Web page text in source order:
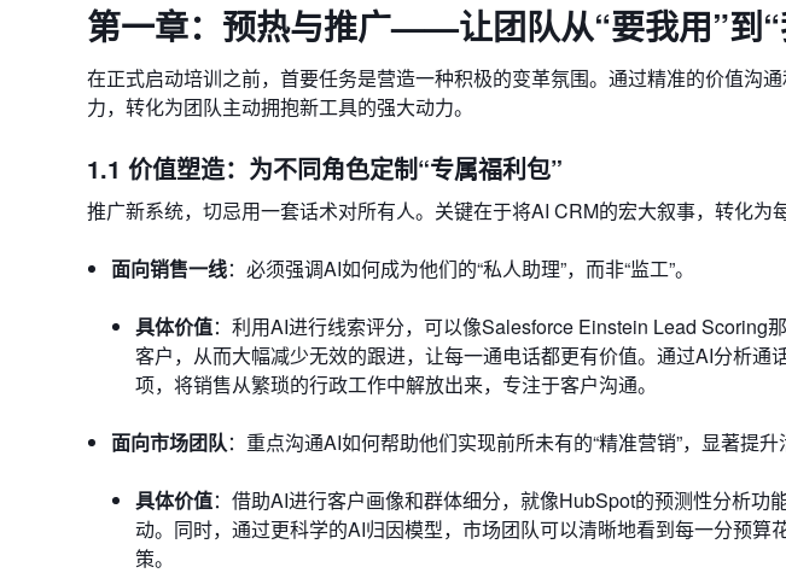
第一章：预热与推广——让团队从“要我用”到“
在正式启动培训之前，首要任务是营造一种积极的变革氛围。通过精准的价值沟
力，转化为团队主动拥抱新工具的强大动力。
1.1 价值塑造：为不同角色定制“专属福利包”
推广新系统，切忌用一套话术对所有人。关键在于将AI CRM的宏大叙事，转化为
面向销售一线：必须强调AI如何成为他们的“私人助理”，而非“监工”。
具体价值：利用AI进行线索评分，可以像Salesforce Einstein Lead Scoring
客户，从而大幅减少无效的跟进，让每一通电话都更有价值。通过AI分析通
项，将销售从繁琐的行政工作中解放出来，专注于客户沟通。
面向市场团队：重点沟通AI如何帮助他们实现前所未有的“精准营销”，显著提升
具体价值：借助AI进行客户画像和群体细分，就像HubSpot的预测性分析功
动。同时，通过更科学的AI归因模型，市场团队可以清晰地看到每一分预算
策。